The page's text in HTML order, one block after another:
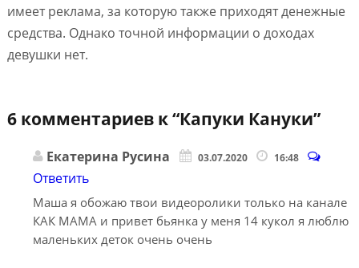
имеет реклама, за которую также приходят денежные
средства. Однако точной информации о доходах
девушки нет.
6 комментариев к “Капуки Кануки”
Екатерина Русина 03.07.2020 16:48
Ответить
Маша я обожаю твои видеоролики только на канале
КАК МАМА и привет бьянка у меня 14 кукол я люблю
маленьких деток очень очень